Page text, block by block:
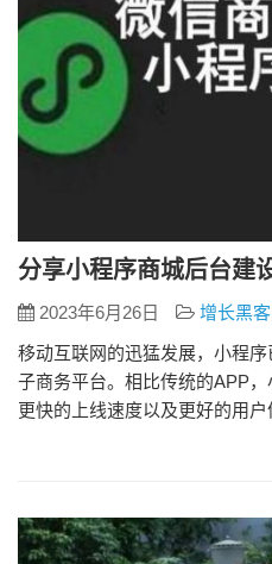
分享小程序商城后台建
2023年6月26日 增长黑客
移动互联网的迅猛发展，小程
子商务平台。相比传统的APP，
更快的上线速度以及更好的用
开发一个成功的小程序商城并
有效地管理和分析数据。通过
据、交易数据以及…